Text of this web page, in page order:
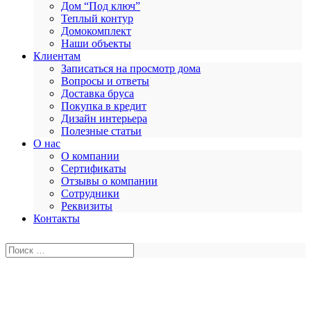
Дом “Под ключ”
Теплый контур
Домокомплект
Наши объекты
Клиентам
Записаться на просмотр дома
Вопросы и ответы
Доставка бруса
Покупка в кредит
Дизайн интерьера
Полезные статьи
О нас
О компании
Сертификаты
Отзывы о компании
Сотрудники
Реквизиты
Контакты